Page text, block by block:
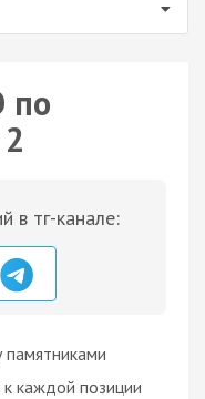
по
в тг-канале:
к каждой позиции